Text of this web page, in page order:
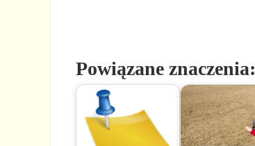
Powiązane znaczenia: